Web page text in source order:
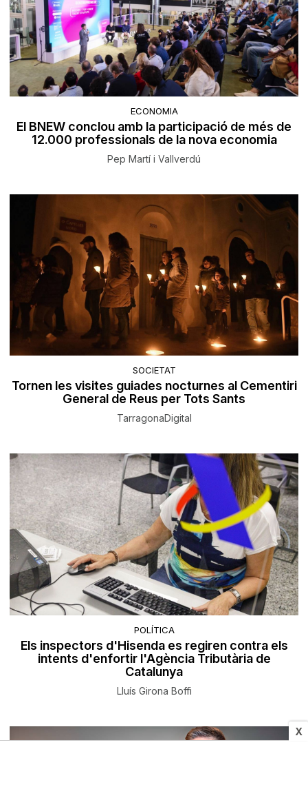
X
ECONOMIA
El BNEW conclou amb la participació de més de
12.000 professionals de la nova economia
Pep Martí i Vallverdú
SOCIETAT
Tornen les visites guiades nocturnes al Cementiri
General de Reus per Tots Sants
TarragonaDigital
POLÍTICA
Els inspectors d'Hisenda es regiren contra els
intents d'enfortir l'Agència Tributària de
Catalunya
Lluís Girona Boffi